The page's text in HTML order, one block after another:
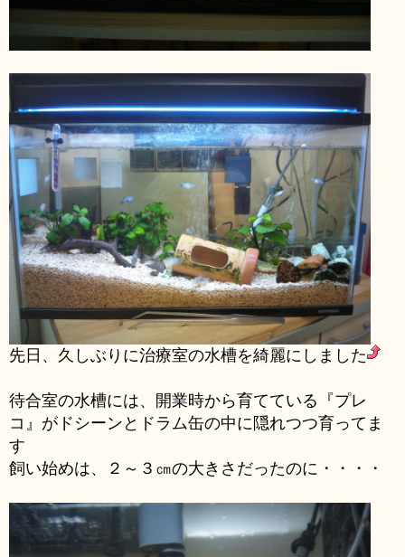
先日、久しぶりに治療室の水槽を綺麗にしました
待合室の水槽には、開業時から育てている『プレ
コ』がドシーンとドラム缶の中に隠れつつ育ってま
す
飼い始めは、２～３㎝の大きさだったのに・・・・